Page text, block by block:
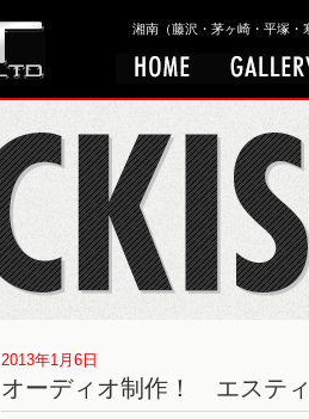
湘南（藤沢・茅ヶ崎・平塚
2013年1月6日
オーディオ制作！ エステ